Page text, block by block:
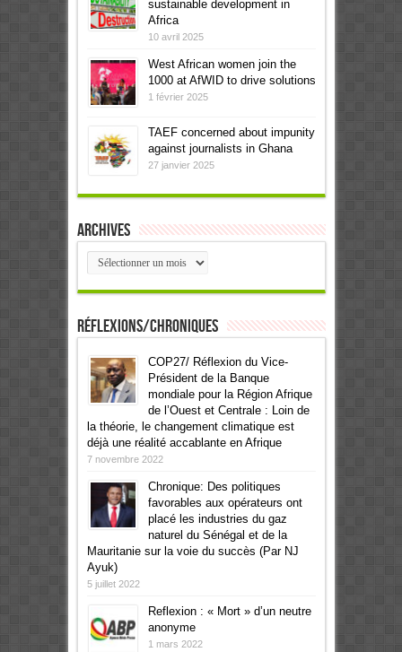
sustainable development in
Africa
10 avril 2025
West African women join the
1000 at AfWID to drive solutions
1 février 2025
TAEF concerned about impunity
against journalists in Ghana
27 janvier 2025
Archives
Archives
Réflexions/Chroniques
COP27/ Réflexion du Vice-
Président de la Banque
mondiale pour la Région Afrique
de l’Ouest et Centrale : Loin de
la théorie, le changement climatique est
déjà une réalité accablante en Afrique
7 novembre 2022
Chronique: Des politiques
favorables aux opérateurs ont
placé les industries du gaz
naturel du Sénégal et de la
Mauritanie sur la voie du succès (Par NJ
Ayuk)
5 juillet 2022
Reflexion : « Mort » d’un neutre
anonyme
1 mars 2022